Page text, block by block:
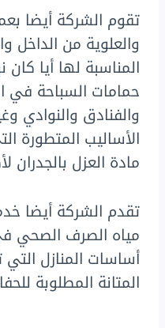
تقوم الشركة أيضا
والعلوية من الداخل
المناسبة لها أيا
حمامات السباحة في
والفنادق والنوادي
الأساليب المتطورة
مادة العزل
تقدم الشركة أيضا
مياه الصرف الصحي
أساسات المنازل
المتانة المطلوبة